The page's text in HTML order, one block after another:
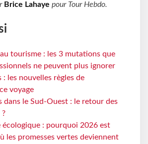
Brice Lahaye pour Tour Hebdo.
tourisme : les 3 mutations que
ne peuvent plus ignorer
: les nouvelles règles de
voyage
dans le Sud-Ouest : le retour des
écologique : pourquoi 2026 est
les promesses vertes deviennent